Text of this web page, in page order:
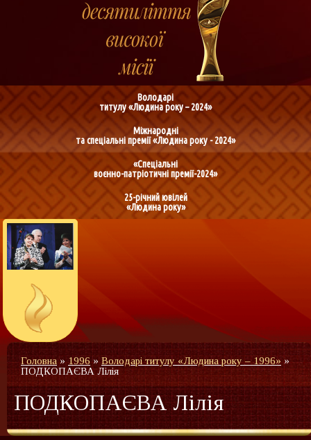
Володарі
титулу «Людина року – 2024»
Міжнародні
та спеціальні премії «Людина року - 2024»
«Спеціальні
воєнно-патріотичні премії-2024»
25-річний ювілей
«Людина року»
Головна »1996»Володарі титулу «Людина року – 1996» »
ПОДКОПАЄВА Лілія
ПОДКОПАЄВА Лілія